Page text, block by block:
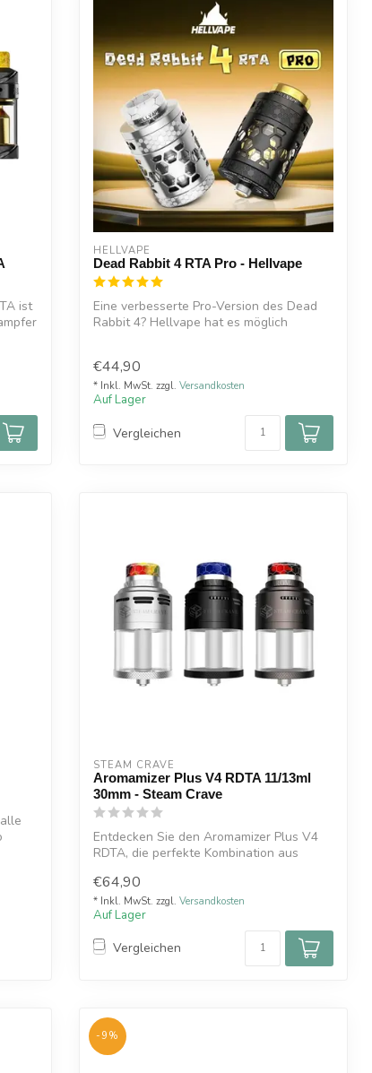
ist
HELLVAPE
Dead Rabbit 4 RTA Pro - Hellvape
Eine verbesserte Pro-Version des Dead
Rabbit 4? Hellvape hat es möglich
€44,90
* Inkl. MwSt. zzgl. Versandkosten
Auf Lager
Vergleichen
STEAM CRAVE
Aromamizer Plus V4 RDTA 11/13ml
30mm - Steam Crave
Entdecken Sie den Aromamizer Plus V4
RDTA, die perfekte Kombination aus
€64,90
* Inkl. MwSt. zzgl. Versandkosten
Auf Lager
Vergleichen
-9%